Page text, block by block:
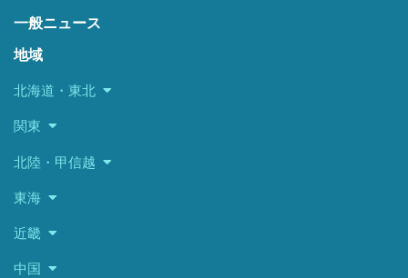
一般ニュース
地域
北海道・東北
関東
北陸・甲信越
東海
近畿
中国